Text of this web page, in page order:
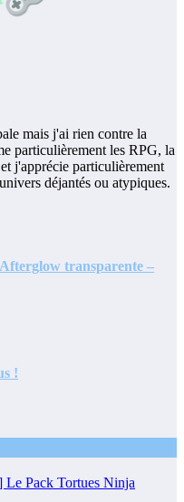
mais j'ai rien contre la
particulièrement les RPG, la
j'apprécie particulièrement
déjantés ou atypiques.
transparente –
!